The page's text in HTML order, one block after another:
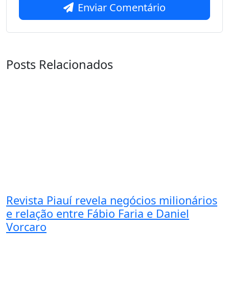
Enviar Comentário
Posts Relacionados
Revista Piauí revela negócios milionários
e relação entre Fábio Faria e Daniel
Vorcaro